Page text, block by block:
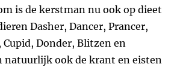
is de kerstman nu ook op dieet
Dasher, Dancer, Prancer,
Cupid, Donder, Blitzen en
natuurlijk ook de krant en eisten